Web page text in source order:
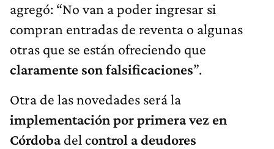
agregó: “No van a poder ingresar si
compran entradas de reventa o algunas
otras que se están ofreciendo que
claramente son falsificaciones”.
Otra de las novedades será la
implementación por primera vez en
Córdobadel control a deudores